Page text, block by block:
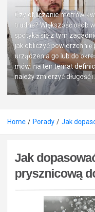
Czy obliczanie metrów
trudne? Większość osób
spotyka się z tym
jak obliczyć
urządzenia go lub do
mówi na ten temat
należy zmierzyć długość
Home Porady Jak
Jak
prysznicową